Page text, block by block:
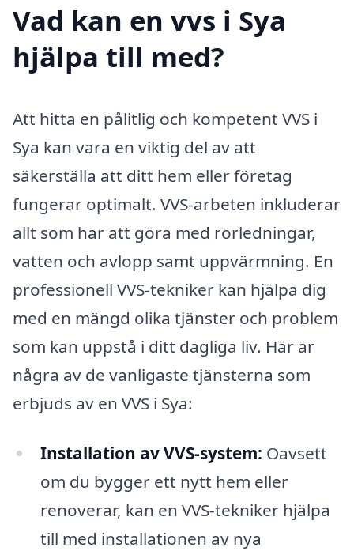
Vad kan en vvs i Sya
hjälpa till med?
Att hitta en pålitlig och kompetent VVS i
Sya kan vara en viktig del av att
säkerställa att ditt hem eller företag
fungerar optimalt. VVS-arbeten inkluderar
allt som har att göra med rörledningar,
vatten och avlopp samt uppvärmning. En
professionell VVS-tekniker kan hjälpa dig
med en mängd olika tjänster och problem
som kan uppstå i ditt dagliga liv. Här är
några av de vanligaste tjänsterna som
erbjuds av en VVS i Sya:
Installation av VVS-system: Oavsett
om du bygger ett nytt hem eller
renoverar, kan en VVS-tekniker hjälpa
till med installationen av nya